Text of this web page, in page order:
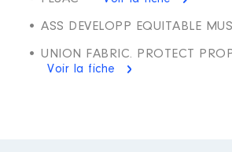
• ASS DEVELOPP EQUITABLE
• UNION FABRIC. PROTECT
Voir la fiche